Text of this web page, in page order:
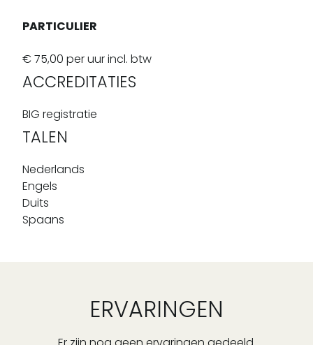
PARTICULIER
€ 75,00 per uur incl. btw
ACCREDITATIES
BIG registratie
TALEN
Nederlands
Engels
Duits
Spaans
ERVARINGEN